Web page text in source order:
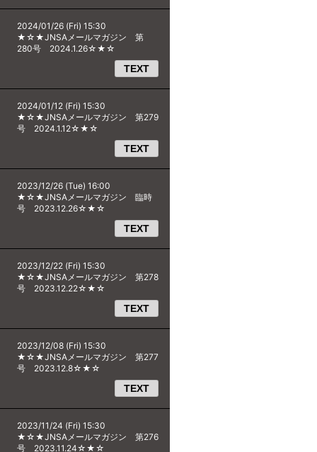
2024/01/26 (Fri) 15:30
★☆★JNSAメールマガジン 第
280号 2024.1.26☆★☆
TEXT
2024/01/12 (Fri) 15:30
★☆★JNSAメールマガジン 第279
号 2024.1.12☆★☆
TEXT
2023/12/26 (Tue) 16:00
★☆★JNSAメールマガジン 臨時
号 2023.12.26☆★☆
TEXT
2023/12/22 (Fri) 15:30
★☆★JNSAメールマガジン 第278
号 2023.12.22☆★☆
TEXT
2023/12/08 (Fri) 15:30
★☆★JNSAメールマガジン 第277
号 2023.12.8☆★☆
TEXT
2023/11/24 (Fri) 15:30
★☆★JNSAメールマガジン 第276
号 2023.11.24☆★☆